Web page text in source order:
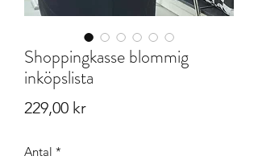
Shoppingkasse blommig
inköpslista
229,00 krPris
Antal *